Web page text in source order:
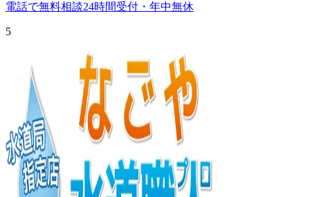
電話で無料相談24時間受付・年中無休
5